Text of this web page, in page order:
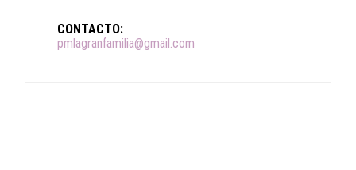
CONTACTO:
pmlagranfamilia@gmail.com